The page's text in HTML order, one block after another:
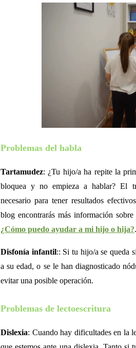
Problemas del habla
Tartamudez: ¿Tu hijo/a ha repite la
bloquea y no empieza a hablar? El
necesario para tener resultados
blog encontrarás más información sobre
¿Cómo puedo ayudar a mi hijo o hija?.
Disfonía infantil:: Si tu hijo/a se queda
a su edad, o se le han diagnosticado
evitar una posible operación.
Problemas de lectoescritura
Dislexia: Cuando hay dificultades en la